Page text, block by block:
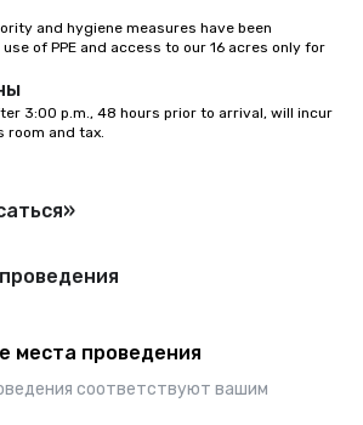
and hygiene measures have been
of PPE and access to our 16 acres only for
3:00 p.m., 48 hours prior to arrival, will incur
room and tax.
места проведения
соответствуют вашим